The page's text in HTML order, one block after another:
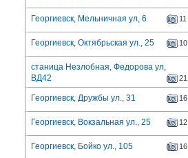
Георгиевск, Мельничная ул, 6 11
Георгиевск, Октябрьская ул., 25 10
станица Незлобная, Федорова ул,
ВД42
21
Георгиевск, Дружбы ул., 31 16
Георгиевск, Вокзальная ул., 25 12
Георгиевск, Бойко ул., 105 16